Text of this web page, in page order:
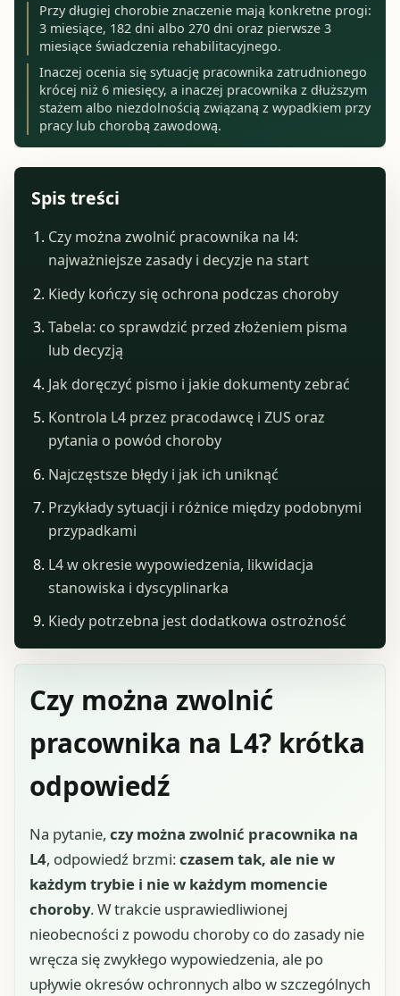
Przy długiej chorobie znaczenie mają konkretne progi:
3 miesiące, 182 dni albo 270 dni oraz pierwsze 3
miesiące świadczenia rehabilitacyjnego.
Inaczej ocenia się sytuację pracownika zatrudnionego
krócej niż 6 miesięcy, a inaczej pracownika z dłuższym
stażem albo niezdolnością związaną z wypadkiem przy
pracy lub chorobą zawodową.
Czy można zwolnić
pracownika na L4? krótka
odpowiedź
Na pytanie, czy można zwolnić pracownika na
L4, odpowiedź brzmi:czasem tak, ale nie w
każdym trybie i nie w każdym momencie
choroby. W trakcie usprawiedliwionej
nieobecności z powodu choroby co do zasady nie
wręcza się zwykłego wypowiedzenia, ale po
upływie okresów ochronnych albo w szczególnych
Spis treści
Czy można zwolnić pracownika na l4:
najważniejsze zasady i decyzje na start
Kiedy kończy się ochrona podczas choroby
Tabela: co sprawdzić przed złożeniem pisma
lub decyzją
Jak doręczyć pismo i jakie dokumenty zebrać
Kontrola L4 przez pracodawcę i ZUS oraz
pytania o powód choroby
Najczęstsze błędy i jak ich uniknąć
Przykłady sytuacji i różnice między podobnymi
przypadkami
L4 w okresie wypowiedzenia, likwidacja
stanowiska i dyscyplinarka
Kiedy potrzebna jest dodatkowa ostrożność